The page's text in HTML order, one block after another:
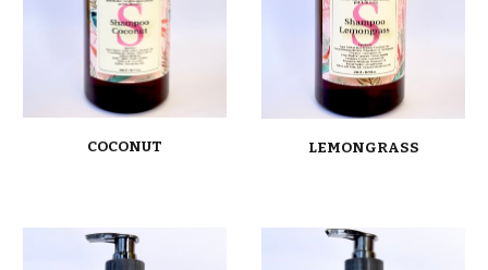
COCONUT LEMONGRASS